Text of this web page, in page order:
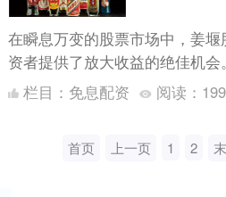
在瞬息万变的股票市场中，姜
资者提供了放大收益的绝佳机
利用杠杆效应，以更小的本金
投资收益。....
栏目： 免息配资 阅读： 199
首页 上一页 1 2